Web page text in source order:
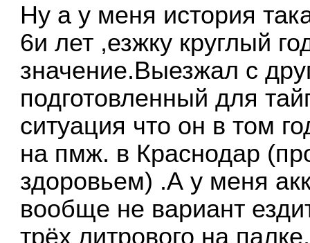
Ну а у меня история
6и лет ,езжку круглый
значение.Выезжал с
подготовленный для
ситуация что он в том
на пмж. в Краснодар
здоровьем) .А у меня
вообще не вариант
трёх литрового на